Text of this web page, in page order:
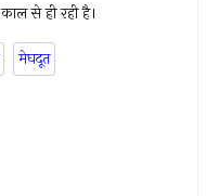
से ही रही है।
मेघदूत